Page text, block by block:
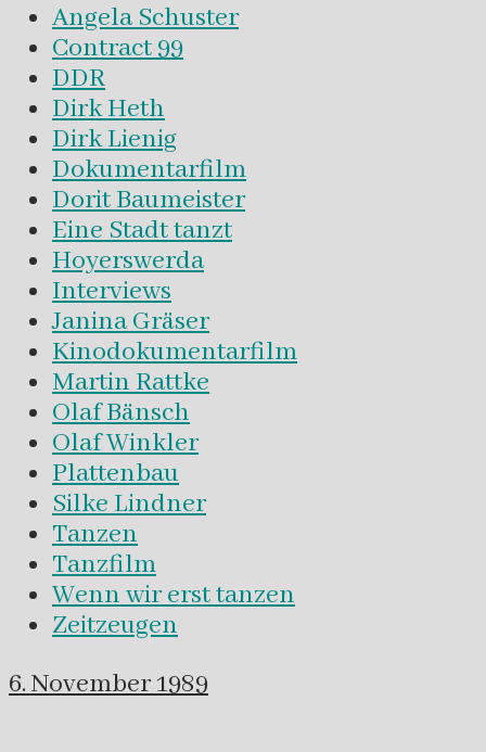
Angela Schuster
Contract 99
DDR
Dirk Heth
Dirk Lienig
Dokumentarfilm
Dorit Baumeister
Eine Stadt tanzt
Hoyerswerda
Interviews
Janina Gräser
Kinodokumentarfilm
Martin Rattke
Olaf Bänsch
Olaf Winkler
Plattenbau
Silke Lindner
Tanzen
Tanzfilm
Wenn wir erst tanzen
Zeitzeugen
6. November 1989